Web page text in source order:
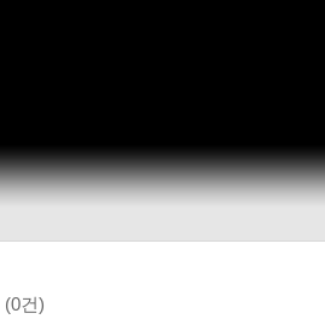
(0건)